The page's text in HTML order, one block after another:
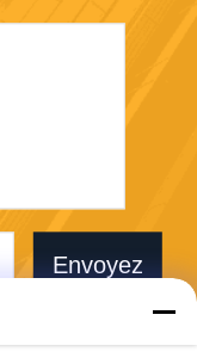
Envoyez